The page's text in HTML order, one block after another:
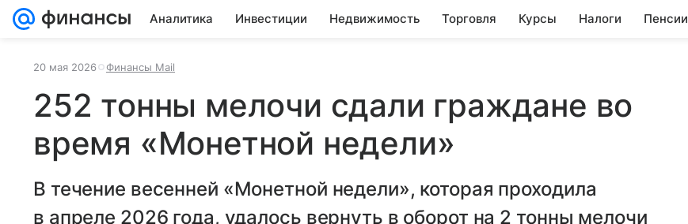
Аналитика Инвестиции Недвижимость Торговля Курсы Налоги Пенсии
20 мая 2026 Финансы Mail
252 тонны мелочи сдали граждане во
время «Монетной недели»
В течение весенней «Монетной недели», которая проходила
в апреле 2026 года, удалось вернуть в оборот на 2 тонны мелочи